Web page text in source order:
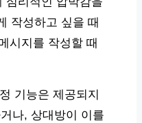
작성하고 싶을 때
시지를 작성할 때
기능은 제공되지
나, 상대방이 이를